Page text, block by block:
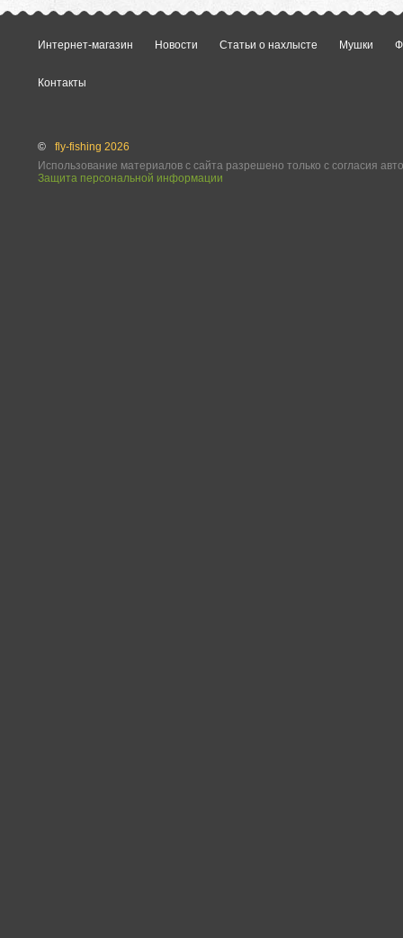
Интернет-магазин Новости Статьи о нахлысте Мушки
Контакты
©
fly-fishing 2026
Использование материалов с сайта разрешено только с согласия
Защита персональной информации